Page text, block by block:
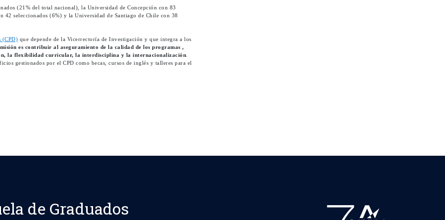
(21% del total nacional), la Universidad de Concepción con 83
seleccionados (6%) y la Universidad de Santiago de Chile con 38
(CPD) que depende de la Vicerrectoría de Investigación y que integra a los
es contribuir al aseguramiento de la calidad de los programas ,
la flexibilidad curricular, la interdisciplina y la internacionalización
gestionados por el CPD como becas, cursos de inglés y talleres para el
de Graduados